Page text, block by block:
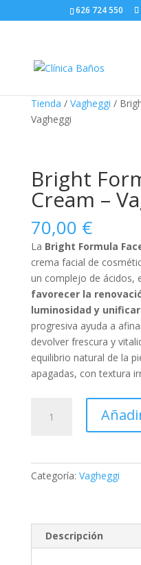
626 724 550
Tienda / Vagheggi /
Vagheggi
Bright
Cream –
70,00 €
La Bright Formula
crema facial de
un complejo de ácidos,
favorecer la
luminosidad y
progresiva ayuda a
devolver frescura y
equilibrio natural de la
apagadas, con textura
Formula
Vagheggi
Categoría: Vagheggi
Descripción